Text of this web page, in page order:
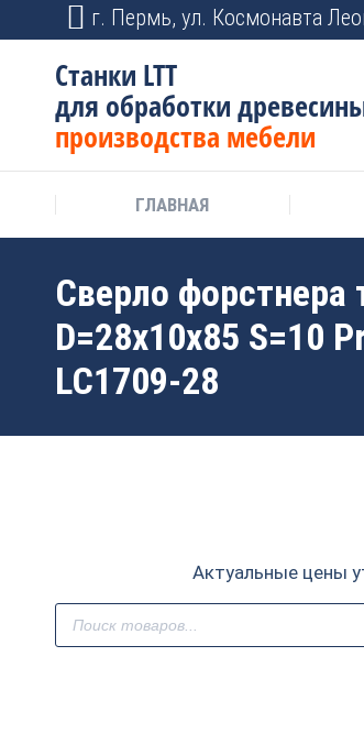
г. Пермь, ул. Космонавта
Станки LTT
для обработки
производства мебели
ГЛАВНАЯ
Сверло форстнера
D=28x10x85 S=10
LC1709-28
Актуальные цены
Поиск
товаров